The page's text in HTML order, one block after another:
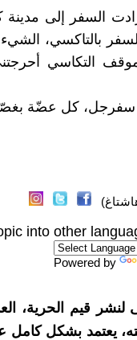
السفر إلى مدينة
بالتاكسي، الشيء
التكاسي
سفرجل، كل عضّة
into other
Powered by
قيم الحرية،
يعتمد بشكل